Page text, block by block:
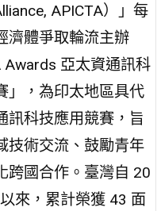
APICTA）」每
濟體爭取輪流主辦
Awards 亞太資通訊科
」，為印太地區具代
訊科技應用競賽，旨
技術交流、鼓勵青年
跨國合作。臺灣自 20
來，累計榮獲 43 面